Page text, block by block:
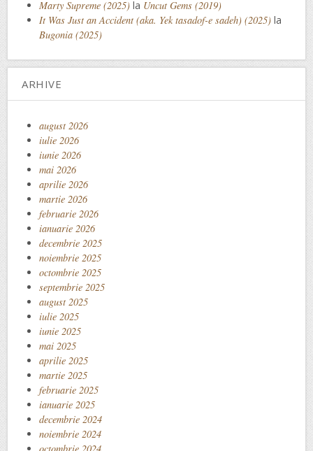
Marty Supreme (2025) la Uncut Gems (2019)
It Was Just an Accident (aka. Yek tasadof-e sadeh) (2025) la
Bugonia (2025)
ARHIVE
august 2026
iulie 2026
iunie 2026
mai 2026
aprilie 2026
martie 2026
februarie 2026
ianuarie 2026
decembrie 2025
noiembrie 2025
octombrie 2025
septembrie 2025
august 2025
iulie 2025
iunie 2025
mai 2025
aprilie 2025
martie 2025
februarie 2025
ianuarie 2025
decembrie 2024
noiembrie 2024